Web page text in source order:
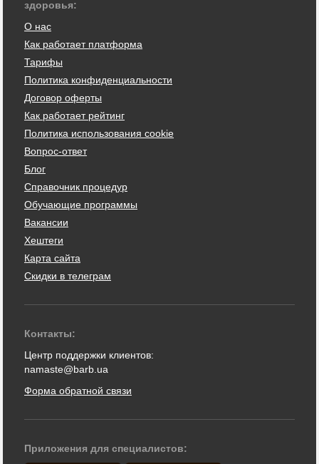
здоровья:
О нас
Как работает платформа
Тарифы
Политика конфиденциальности
Договор оферты
Как работает рейтинг
Политика использования cookie
Вопрос-ответ
Блог
Справочник процедур
Обучающие программы
Вакансии
Хештеги
Карта сайта
Скидки в телеграм
Контакты:
Центр поддержки клиентов:
namaste@barb.ua
Форма обратной связи
Приложения для специалистов: